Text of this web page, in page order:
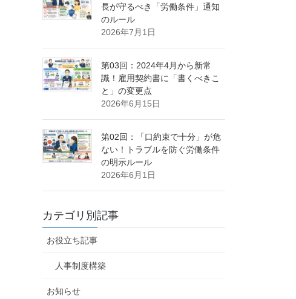
長が守るべき「労働条件」通知
のルール
2026年7月1日
第03回：2024年4月から新常
識！雇用契約書に「書くべきこ
と」の変更点
2026年6月15日
第02回：「口約束で十分」が危
ない！トラブルを防ぐ労働条件
の明示ルール
2026年6月1日
カテゴリ別記事
お役立ち記事
人事制度構築
お知らせ